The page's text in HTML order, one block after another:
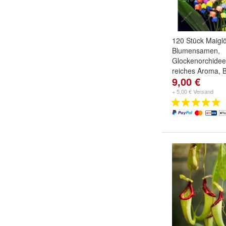
120 Stück
Blumensamen,
reiches Aroma,
Farbe:1,
9,00 €
+ 5,00 € Versand